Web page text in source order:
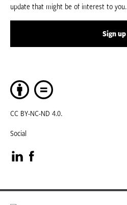
update that might be of interest to you.
Sign up
CC BY-NC-ND 4.0.
Social
Visit
our
Visit
our